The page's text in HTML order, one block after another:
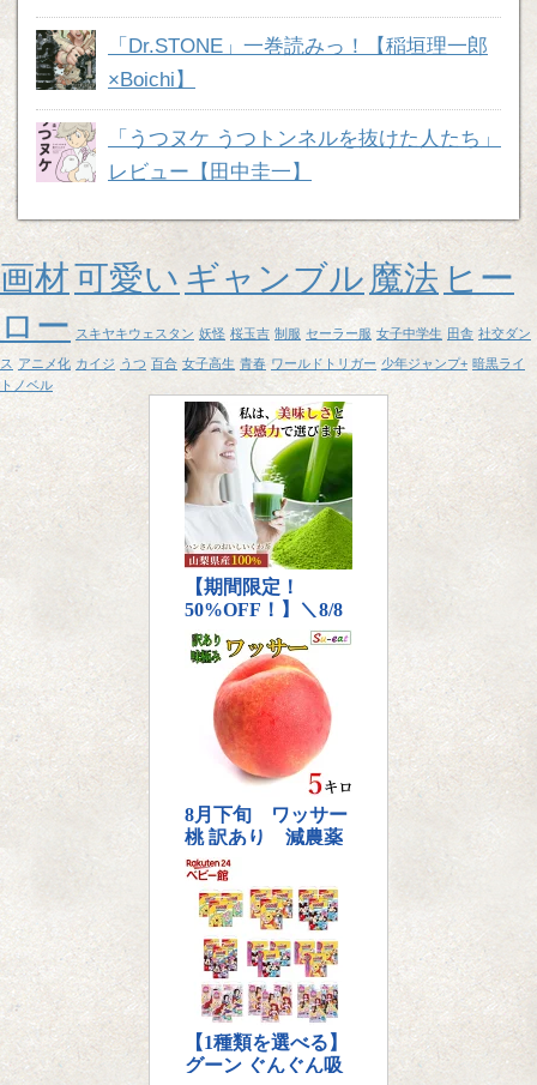
「Dr.STONE」一巻読みっ！【稲垣理一郎
×Boichi】
「うつヌケ うつトンネルを抜けた人たち」
レビュー【田中圭一】
画材可愛い ギャンブル 魔法 ヒー
ロー スキヤキウェスタン 妖怪 桜玉吉 制服 セーラー服 女子中学生 田舎 社交ダン
ス アニメ化 カイジ うつ 百合 女子高生 青春 ワールドトリガー 少年ジャンプ+ 暗黒ライ
トノベル